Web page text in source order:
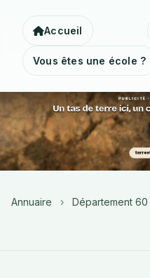
Accueil
Vous êtes une école ?
Annuaire › Département 60